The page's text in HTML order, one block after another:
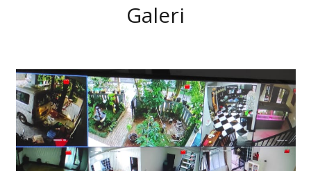
Galeri